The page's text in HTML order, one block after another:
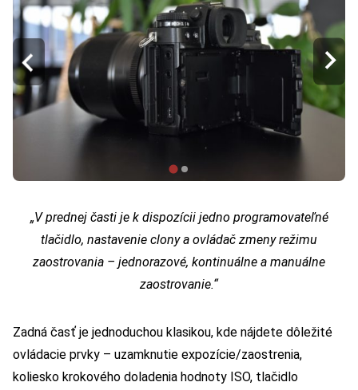
„V prednej časti je k dispozícii jedno programovateľné
tlačidlo, nastavenie clony a ovládač zmeny režimu
zaostrovania – jednorazové, kontinuálne a manuálne
zaostrovanie.“
Zadná časť je jednoduchou klasikou, kde nájdete dôležité
ovládacie prvky – uzamknutie expozície/zaostrenia,
koliesko krokového doladenia hodnoty ISO, tlačidlo